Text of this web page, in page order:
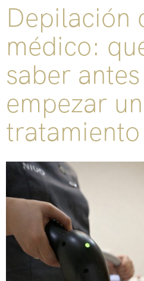
Depilación
médico:
saber
empezar un
tratamiento